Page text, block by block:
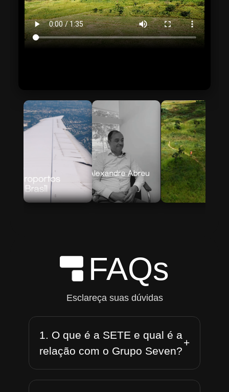
FAQs
Esclareça suas dúvidas
1. O que é a SETE e qual é a
relação com o Grupo Seven?
+